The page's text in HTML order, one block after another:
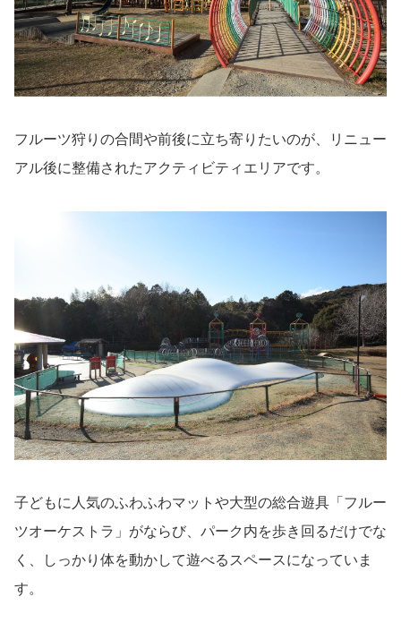
フルーツ狩りの合間や前後に立ち寄りたいのが、リニュー
アル後に整備されたアクティビティエリアです。
子どもに人気のふわふわマットや大型の総合遊具「フルー
ツオーケストラ」がならび、パーク内を歩き回るだけでな
く、しっかり体を動かして遊べるスペースになっていま
す。